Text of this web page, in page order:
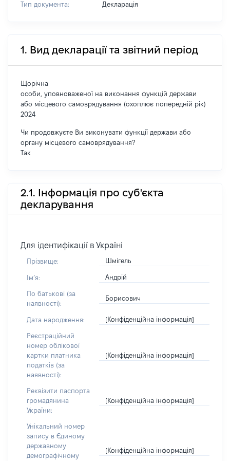
Тип документа: Декларація
1. Вид декларації та звітний період
Щорічна
особи, уповноваженої на виконання функцій держави
або місцевого самоврядування (охоплює попередній рік)
2024
Чи продовжуєте Ви виконувати функції держави або
органу місцевого самоврядування?
Так
2.1. Інформація про суб'єкта
декларування
Для ідентифікації в Україні
Прізвище: Шмігель
Імʼя: Андрій
По батькові (за
наявності):
Борисович
Дата народження: [Конфіденційна інформація]
Реєстраційний
номер облікової
картки платника
податків (за
наявності):
[Конфіденційна інформація]
Реквізити паспорта
громадянина
України:
[Конфіденційна інформація]
Унікальний номер
запису в Єдиному
державному
демографічному
[Конфіденційна інформація]